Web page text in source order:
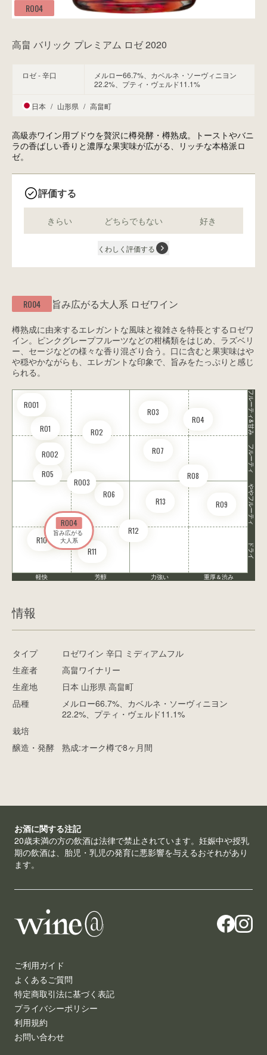
RO04
高畠 バリック プレミアム ロゼ 2020
ロゼ - 辛口
メルロー66.7%、カベルネ・ソーヴィニヨン
22.2%、プティ・ヴェルド11.1%
日本 / 山形県 / 高畠町
高級赤ワイン用ブドウを贅沢に樽発酵・樽熟成。トーストやバニ
ラの香ばしい香りと濃厚な果実味が広がる、リッチな本格派ロ
ゼ。
評価する
きらい どちらでもない 好き
くわしく評価する
RO04 旨み広がる大人系 ロゼワイン
樽熟成に由来するエレガントな風味と複雑さを特長とするロゼワ
イン。ピンクグレープフルーツなどの柑橘類をはじめ、ラズベリ
ー、セージなどの様々な香り混ざり合う。口に含むと果実味はや
や穏やかながらも、エレガントな印象で、旨みをたっぷりと感じ
られる。
R01 R02
R03
R04
R05
R06
R07
R08
R09
R10
R11
R12
R13
RO01
RO02
RO03
RO04
旨み広がる
大人系
フルーティ&甘み
フルーティ
ややフルーティ
ドライ
軽快 芳醇 力強い 重厚＆渋み
情報
タイプ
ロゼワイン 辛口 ミディアムフル
生産者
高畠ワイナリー
生産地
日本 山形県 高畠町
品種
メルロー66.7%、カベルネ・ソーヴィニヨン
22.2%、プティ・ヴェルド11.1%
栽培
醸造・発酵
熟成:オーク樽で8ヶ月間
お酒に関する注記
20歳未満の方の飲酒は法律で禁止されています。妊娠中や授乳
期の飲酒は、胎児・乳児の発育に悪影響を与えるおそれがあり
ます。
ご利用ガイド
よくあるご質問
特定商取引法に基づく表記
プライバシーポリシー
利用規約
お問い合わせ